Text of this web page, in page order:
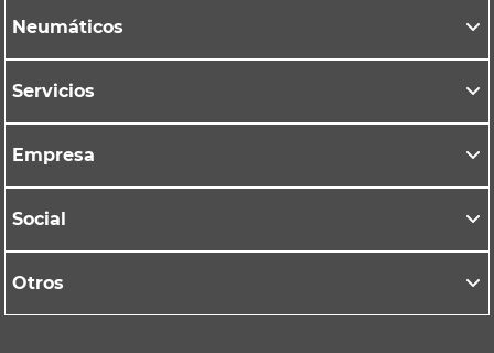
Neumáticos
Servicios
Empresa
Social
Otros